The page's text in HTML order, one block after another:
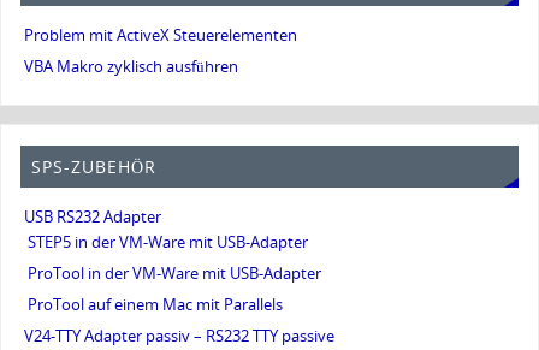
Problem mit ActiveX Steuerelementen
VBA Makro zyklisch ausführen
SPS-ZUBEHÖR
USB RS232 Adapter
STEP5 in der VM-Ware mit USB-Adapter
ProTool in der VM-Ware mit USB-Adapter
ProTool auf einem Mac mit Parallels
V24-TTY Adapter passiv – RS232 TTY passive